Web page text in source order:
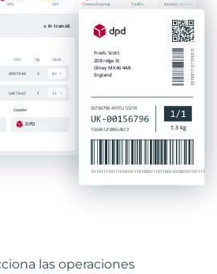
las operaciones